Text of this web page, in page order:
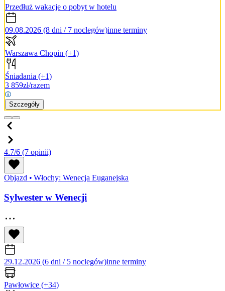
Przedłuż wakacje o pobyt w hotelu
09.08.2026 (8 dni / 7 noclegów)inne terminy
Warszawa Chopin (+1)
Śniadania (+1)
3 859zł/razem
Szczegóły
4.7/6 (7 opinii)
Objazd • Włochy: Wenecja Euganejska
Sylwester w Wenecji
29.12.2026 (6 dni / 5 noclegów)inne terminy
Pawłowice (+34)